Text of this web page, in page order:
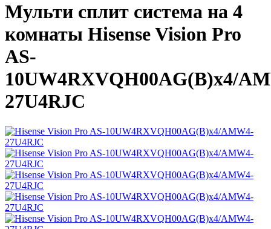
Мульти сплит система на 4
комнаты Hisense Vision Pro
AS-
10UW4RXVQH00AG(B)х4/
27U4RJC